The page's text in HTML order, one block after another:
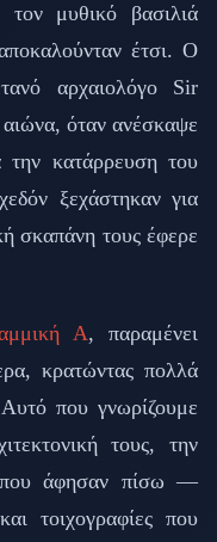
μυθικό βασιλιά
έτσι. Ο
αρχαιολόγο Sir
όταν ανέσκαψε
κατάρρευση του
ξεχάστηκαν για
σκαπάνη τους έφερε
Α, παραμένει
κρατώντας πολλά
που γνωρίζουμε
τους, την
που άφησαν πίσω —
τοιχογραφίες που